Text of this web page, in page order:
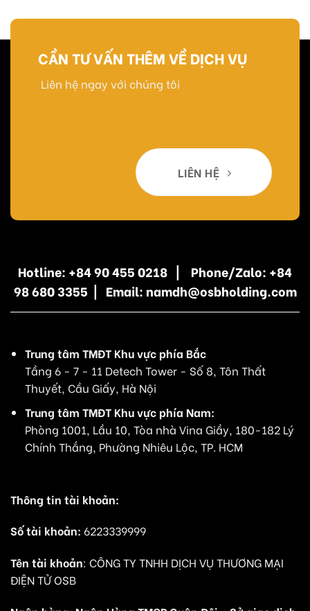
CẦN TƯ VẤN THÊM VỀ DỊCH VỤ
Liên hệ ngay với chúng tôi
LIÊN HỆ
Hotline: +84 90 455 0218 | Phone/Zalo: +84
98 680 3355 | Email: namdh@osbholding.com
Trung tâm TMĐT Khu vực phía Bắc
Tầng 6 - 7 - 11 Detech Tower - Số 8, Tôn Thất
Thuyết, Cầu Giấy, Hà Nội
Trung tâm TMĐT Khu vực phía Nam:
Phòng 1001, Lầu 10, Tòa nhà Vina Giầy, 180-182 Lý
Chính Thắng, Phường Nhiêu Lộc, TP. HCM
Thông tin tài khoản:
Số tài khoản: 6223339999
Tên tài khoản: CÔNG TY TNHH DỊCH VỤ THƯƠNG MẠI
ĐIỆN TỬ OSB